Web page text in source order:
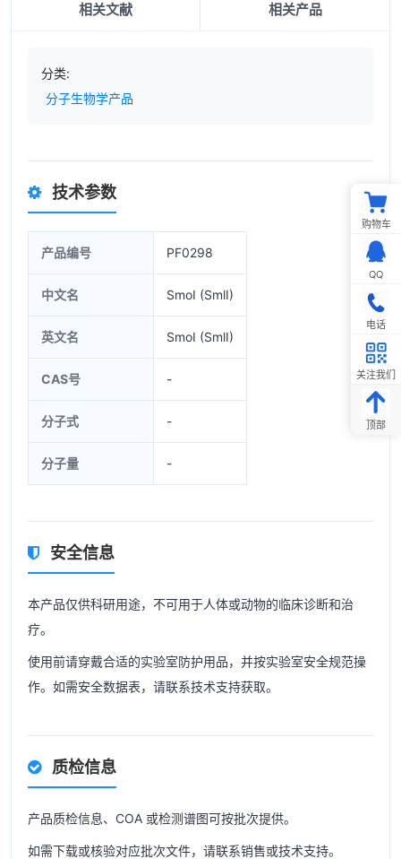
相关文献 相关产品
分类:
分子生物学产品
技术参数
产品编号 PF0298
中文名 SmoI (SmlI)
英文名 SmoI (SmlI)
CAS号 -
分子式 -
分子量 -
安全信息
本产品仅供科研用途，不可用于人体或动物的临床诊断和治
疗。
使用前请穿戴合适的实验室防护用品，并按实验室安全规范操
作。如需安全数据表，请联系技术支持获取。
质检信息
产品质检信息、COA 或检测谱图可按批次提供。
如需下载或核验对应批次文件，请联系销售或技术支持。
购物车
QQ
电话
关注我们
顶部